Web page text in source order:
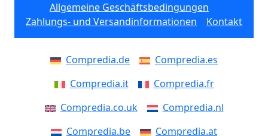
Allgemeine Geschäftsbedingungen
Zahlungs- und Versandinformationen
Kontakt
Compredia.de
Compredia.es
Compredia.it
Compredia.fr
Compredia.co.uk
Compredia.nl
Compredia.be
Compredia.at